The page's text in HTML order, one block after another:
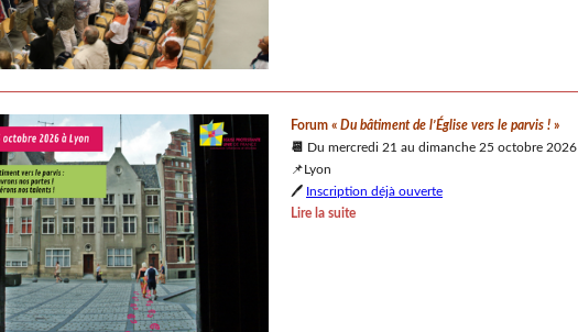
Forum « Du bâtiment de l’Église vers le parvis ! »
📆 Du mercredi 21 au dimanche 25 octobre 2026
📌Lyon
🖊️ Inscription déjà ouverte
Lire la suite